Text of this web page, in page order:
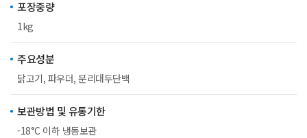
포장중량
1kg
주요성분
닭고기, 파우더, 분리대두단백
보관방법 및 유통기한
-18°C 이하 냉동보관